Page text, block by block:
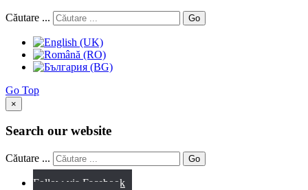
Căutare ... Go
Go Top
×
Search our website
Căutare ... Go
Follow via Facebook